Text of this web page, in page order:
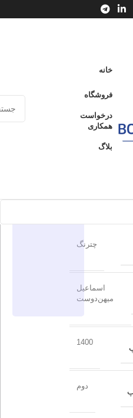
خانه
فروشگاه
درخواست
همکاری
بلاگ
با
چترنگ
اسماعیل
میهن‌دوست
1400
دوم